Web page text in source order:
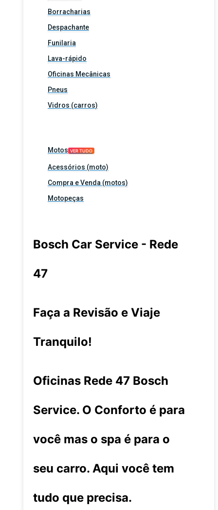
Borracharias
Despachante
Funilaria
Lava-rápido
Oficinas Mecânicas
Pneus
Vidros (carros)
Motos VER TUDO
Acessórios (moto)
Compra e Venda (motos)
Motopeças
Bosch Car Service - Rede
47
Faça a Revisão e Viaje
Tranquilo!
Oficinas Rede 47 Bosch
Service. O Conforto é para
você mas o spa é para o
seu carro. Aqui você tem
tudo que precisa.